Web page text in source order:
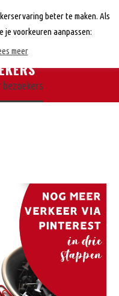
bezoekers
beter te maken. Als
je voorkeuren aanpassen:
meer